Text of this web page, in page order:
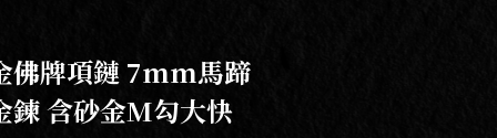
佛牌項鏈 7mm馬蹄
鍊 含砂金M勾大快